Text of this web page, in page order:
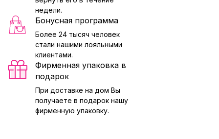
недели.
Бонусная программа
Более 24 тысяч человек
стали нашими лояльными
клиентами.
Фирменная упаковка в
подарок
При доставке на дом Вы
получаете в подарок нашу
фирменную упаковку.